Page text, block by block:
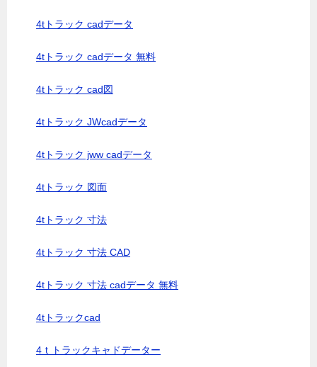
4tトラック cadデータ
4tトラック cadデータ 無料
4tトラック cad図
4tトラック JWcadデータ
4tトラック jww cadデータ
4tトラック 図面
4tトラック 寸法
4tトラック 寸法 CAD
4tトラック 寸法 cadデータ 無料
4tトラックcad
4ｔトラックキャドデーター